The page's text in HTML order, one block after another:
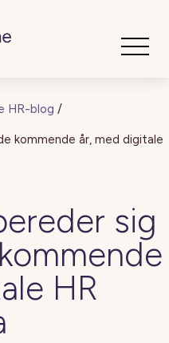
HR-blog /
kommende år, med digitale
sig
HR